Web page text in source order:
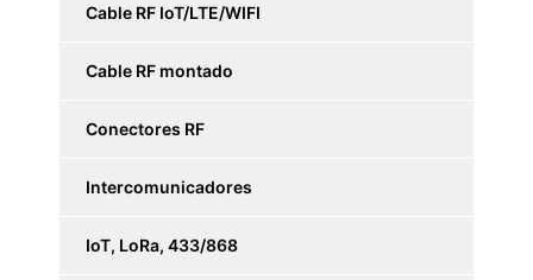
Cable RF IoT/LTE/WIFI
Cable RF montado
Conectores RF
Intercomunicadores
IoT, LoRa, 433/868